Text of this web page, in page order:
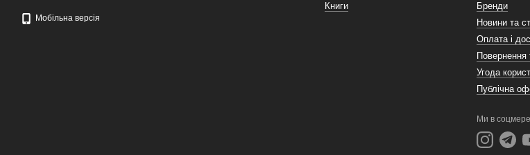
Мобільна версія
Книги
Бренди
Новини та
Оплата і
Повернення
Угода
Публічна
Ми в